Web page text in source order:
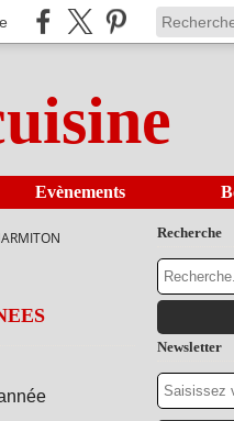
Evènements
Recherche
Newsletter